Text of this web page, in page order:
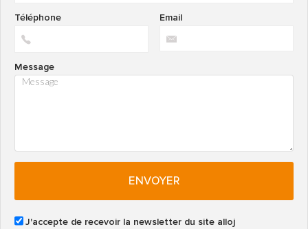
Email
Téléphone
Message
ENVOYER
J'accepte de recevoir la newsletter du site alloj